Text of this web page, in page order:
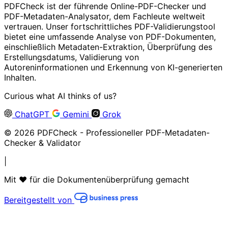
PDFCheck ist der führende Online-PDF-Checker und
PDF-Metadaten-Analysator, dem Fachleute weltweit
vertrauen. Unser fortschrittliches PDF-Validierungstool
bietet eine umfassende Analyse von PDF-Dokumenten,
einschließlich Metadaten-Extraktion, Überprüfung des
Erstellungsdatums, Validierung von
Autoreninformationen und Erkennung von KI-generierten
Inhalten.
Curious what AI thinks of us?
ChatGPT
Gemini
Grok
© 2026 PDFCheck - Professioneller PDF-Metadaten-
Checker & Validator
Mit ❤️ für die Dokumentenüberprüfung gemacht
Bereitgestellt von